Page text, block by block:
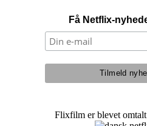
Få Netflix-
Flixfilm er blevet